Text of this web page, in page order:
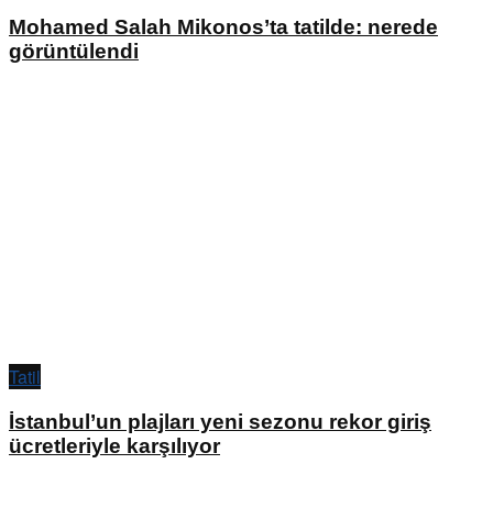
Mohamed Salah Mikonos’ta tatilde: nerede
görüntülendi
Tatil
İstanbul’un plajları yeni sezonu rekor giriş
ücretleriyle karşılıyor